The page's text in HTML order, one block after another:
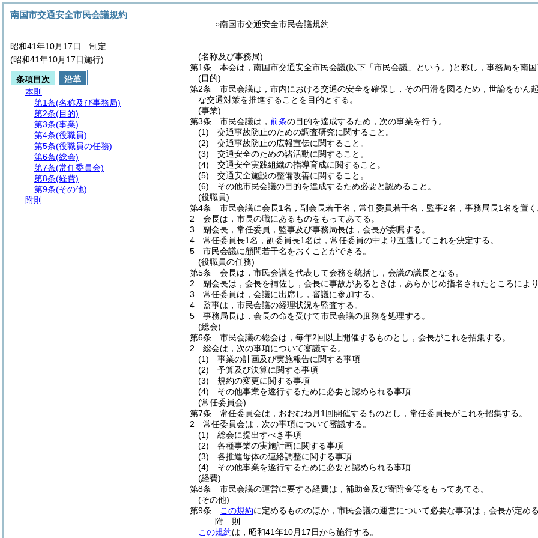
○南国市交通安全市民会議規約
(名称及び事務局)
第1条
本会は，南国市交通安全市民会議(以下「市民会議」という。)と称し，事務局を南国
(目的)
第2条
市民会議は，市内における交通の安全を確保し，その円滑を図るため，世論をか
な交通対策を推進することを目的とする。
(事業)
第3条
市民会議は， 前条の目的を達成するため，次の事業を行う。
(1)
交通事故防止のための調査研究に関すること。
(2)
交通事故防止の広報宣伝に関すること。
(3)
交通安全のための諸活動に関すること。
(4)
交通安全実践組織の指導育成に関すること。
(5)
交通安全施設の整備改善に関すること。
(6)
その他市民会議の目的を達成するため必要と認めること。
(役職員)
第4条
市民会議に会長1名，副会長若干名，常任委員若干名，監事2名，事務局長1名を置く
2
会長は，市長の職にあるものをもってあてる。
3
副会長，常任委員，監事及び事務局長は，会長が委嘱する。
4
常任委員長1名，副委員長1名は，常任委員の中より互選してこれを決定する。
5
市民会議に顧問若干名をおくことができる。
(役職員の任務)
第5条
会長は，市民会議を代表して会務を統括し，会議の議長となる。
2
副会長は，会長を補佐し，会長に事故があるときは，あらかじめ指名されたところによ
3
常任委員は，会議に出席し，審議に参加する。
4
監事は，市民会議の経理状況を監査する。
5
事務局長は，会長の命を受けて市民会議の庶務を処理する。
(総会)
第6条
市民会議の総会は，毎年2回以上開催するものとし，会長がこれを招集する。
2
総会は，次の事項について審議する。
(1)
事業の計画及び実施報告に関する事項
(2)
予算及び決算に関する事項
(3)
規約の変更に関する事項
(4)
その他事業を遂行するために必要と認められる事項
(常任委員会)
第7条
常任委員会は，おおむね月1回開催するものとし，常任委員長がこれを招集する。
2
常任委員会は，次の事項について審議する。
(1)
総会に提出すべき事項
(2)
各種事業の実施計画に関する事項
(3)
各推進母体の連絡調整に関する事項
(4)
その他事業を遂行するために必要と認められる事項
(経費)
第8条
市民会議の運営に要する経費は，補助金及び寄附金等をもってあてる。
(その他)
第9条
この規約に定めるもののほか，市民会議の運営について必要な事項は，会長が定める
附 則
この規約は，昭和41年10月17日から施行する。
南国市交通安全市民会議規約
昭和41年10月17日 制定
(昭和41年10月17日施行)
条項目次
沿革
本則
第1条(名称及び事務局)
第2条(目的)
第3条(事業)
第4条(役職員)
第5条(役職員の任務)
第6条(総会)
第7条(常任委員会)
第8条(経費)
第9条(その他)
附則